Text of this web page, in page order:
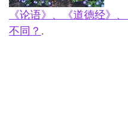
《论语》、《道德经》
不同？ .